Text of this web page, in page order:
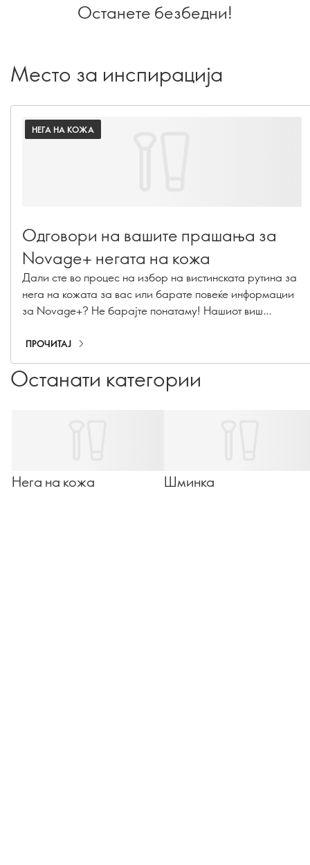
Останете безбедни!
Место за инспирација
НЕГА НА КОЖА
Одговори на вашите прашања за
Novage+ негата на кожа
Дали сте во процес на избор на вистинската рутина за
нега на кожата за вас или барате повеќе информации
за Novage+? Не барајте понатаму! Нашиот виш
врвен експерт за нега на кожата, Каролин Шарпентие,
одговори на вашите најитните прашања за Novage+!
ПРОЧИТАЈ
Останати категории
Нега на кожа Шминка